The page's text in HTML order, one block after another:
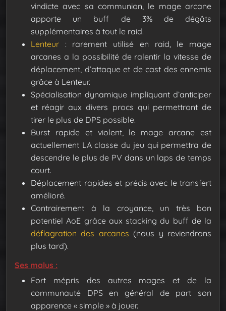
vindicte avec sa communion, le mage arcane
apporte un buff de 3% de dégâts
supplémentaires à tout le raid.
Lenteur : rarement utilisé en raid, le mage
arcanes a la possibilité de ralentir la vitesse de
déplacement, d’attaque et de cast des ennemis
grâce à Lenteur.
Spécialisation dynamique impliquant d’anticiper
et réagir aux divers procs qui permettront de
tirer le plus de DPS possible.
Burst rapide et violent, le mage arcane est
actuellement LA classe du jeu qui permettra de
descendre le plus de PV dans un laps de temps
court.
Déplacement rapides et précis avec le transfert
amélioré.
Contrairement à la croyance, un très bon
potentiel AoE grâce aux stacking du buff de la
déflagration des arcanes (nous y reviendrons
plus tard).
Ses malus :
Fort mépris des autres mages et de la
communauté DPS en général de part son
apparence « simple » à jouer.